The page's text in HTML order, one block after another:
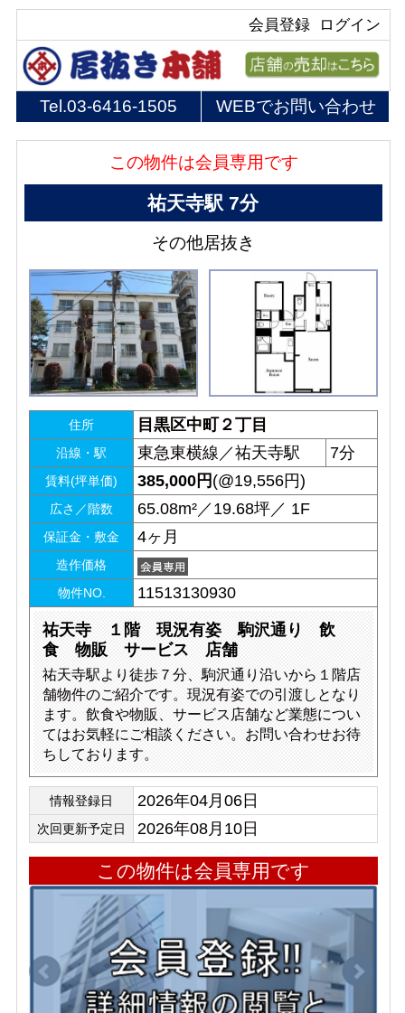
ログイン
会員登録
Tel.03-6416-1505 WEBでお問い合わせ
この物件は会員専用です
祐天寺駅 7分
その他居抜き
住所 目黒区中町２丁目
沿線・駅 東急東横線／祐天寺駅 7分
賃料(坪単価) 385,000円 (@19,556円)
広さ／階数 65.08m²／19.68坪／ 1F
保証金・敷金 4ヶ月
造作価格
物件NO.
11513130930
祐天寺 １階 現況有姿 駒沢通り 飲
食 物販 サービス 店舗
祐天寺駅より徒歩７分、駒沢通り沿いから１階店
舗物件のご紹介です。現況有姿での引渡しとなり
ます。飲食や物販、サービス店舗など業態につい
てはお気軽にご相談ください。お問い合わせお待
ちしております。
情報登録日 2026年04月06日
次回更新予定日 2026年08月10日
この物件は会員専用です